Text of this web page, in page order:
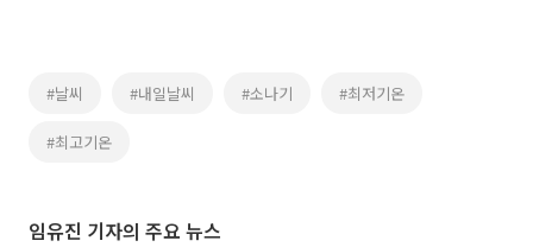
#날씨 #내일날씨 #소나기 #최저기온
#최고기온
임유진 기자의 주요 뉴스